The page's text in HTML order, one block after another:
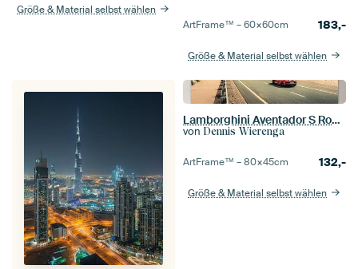
Größe & Material selbst wählen
ArtFrame™ –60×60cm 183,-
Größe & Material selbst wählen
Lamborghini Aventador S Roadster auf Wüstenstraßen I
von Dennis Wierenga
ArtFrame™ –80×45cm 132,-
Größe & Material selbst wählen